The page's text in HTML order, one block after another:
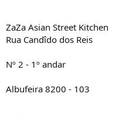
ZaZa Asian Street Kitchen
Rua Candîdo dos Reis
Nº 2 - 1º andar
Albufeira 8200 - 103